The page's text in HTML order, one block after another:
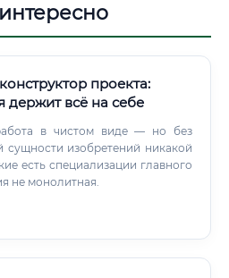
проекта:
держит всё на себе
в чистом виде — но без
сущности изобретений никакой
есть специализации главного
не монолитная.